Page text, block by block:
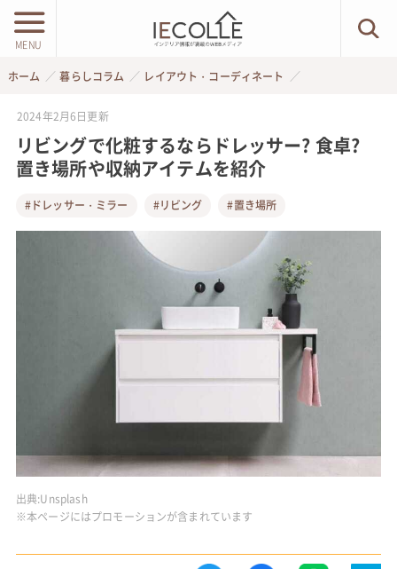
MENU
ホーム 暮らしコラム レイアウト・コーディネート
2024年2月6日更新
リビングで化粧するならドレッサー? 食卓?
置き場所や収納アイテムを紹介
#ドレッサー・ミラー #リビング #置き場所
出典:Unsplash
※本ページにはプロモーションが含まれています